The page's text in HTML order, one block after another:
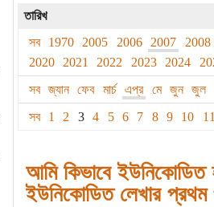
তারিখ
সব
1970 2005 2006 2007
2008
2020
2021 2022 2023 2024
সব
জ্যান ফেব মার্চ এপ্র মে জুন
জুল
সব
1 2 3 4 5 6 7 8 9 10
আমি কিভাবে
ইউনিকোডিত লেখার প্রথম